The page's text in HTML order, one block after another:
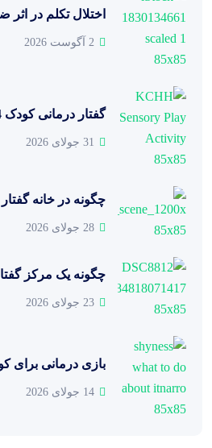
اختلال تکلم در اثر
2 آگوست 2026
گفتار درمانی کودک 4 ساله
31 جولای 2026
چگونه در خانه
28 جولای 2026
چگونه یک مرکز
23 جولای 2026
بازی درمانی برای
14 جولای 2026